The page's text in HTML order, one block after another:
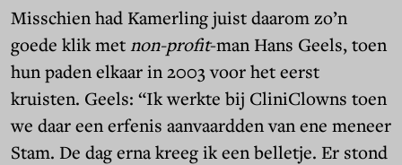
Misschien had Kamerling juist daarom zo’n
goede klik metnon-profit-man Hans Geels, toen
hun paden elkaar in 2003 voor het eerst
kruisten. Geels: “Ik werkte bij CliniClowns toen
we daar een erfenis aanvaardden van ene meneer
Stam. De dag erna kreeg ik een belletje. Er stond